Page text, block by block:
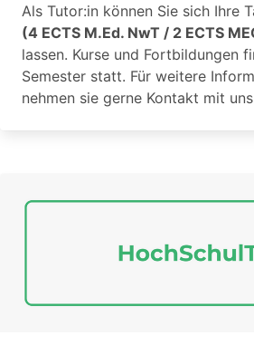
Als Tutor:in können Sie sich Ihre
(4 ECTS M.Ed. NwT / 2 ECTS
lassen. Kurse und Fortbildungen
Semester statt. Für weitere
nehmen sie gerne Kontakt mit